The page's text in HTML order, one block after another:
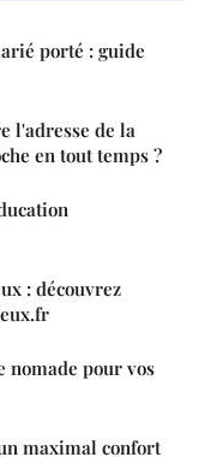
porté : guide
l'adresse de la
en tout temps ?
: découvrez
pour vos
maximal confort